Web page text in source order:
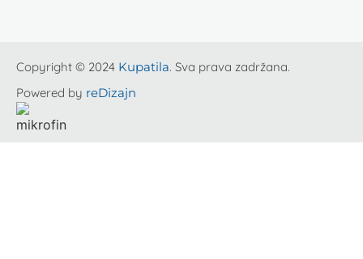
Copyright © 2024 Kupatila. Sva prava zadržana.
Powered by reDizajn